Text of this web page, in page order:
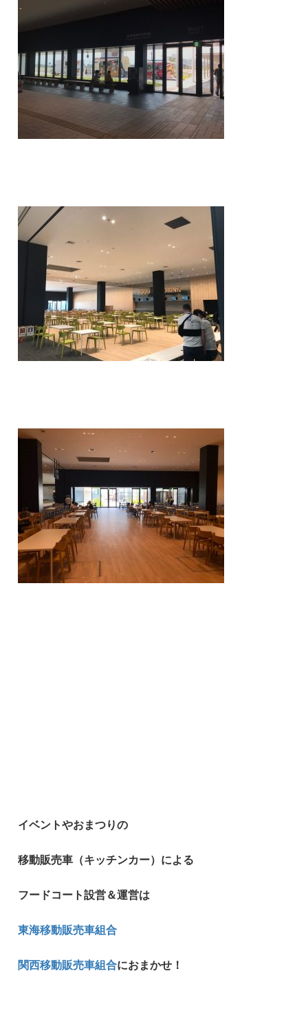
イベントやおまつりの
移動販売車（キッチンカー）による
フードコート設営＆運営は
東海移動販売車組合
関西移動販売車組合におまかせ！